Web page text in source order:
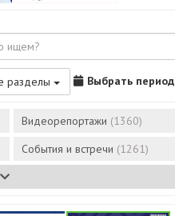
разделы Выбрать период
Видеорепортажи (1360)
События и встречи (1261)